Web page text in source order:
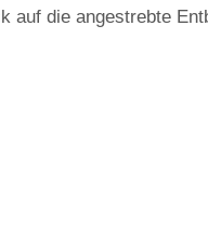
auf die angestrebte